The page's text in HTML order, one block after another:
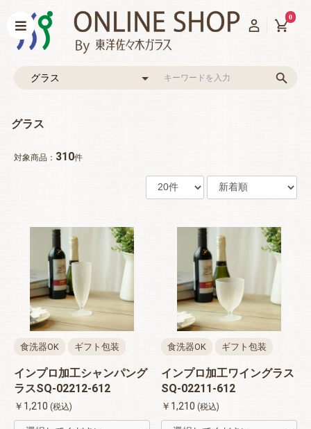
0
グラス
対象商品： 310件
食洗器OK ギフト包装
インプロ加工シャンパング
ラスSQ-02212-612
￥1,210 (税込)
食洗器OK ギフト包装
インプロ加工ワイングラス
SQ-02211-612
￥1,210 (税込)